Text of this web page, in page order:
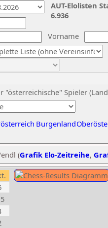
Vorname
"österreichische" Spieler
Burgenland
AUT-Elolisten
6.936
(Grafik Elo-Zeitreihe,